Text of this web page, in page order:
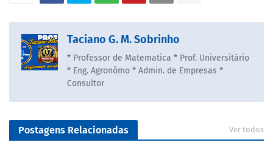
Taciano G. M. Sobrinho
* Professor de Matematica * Prof. Universitário
* Eng. Agronômo * Admin. de Empresas *
Consultor
Postagens Relacionadas Ver todos